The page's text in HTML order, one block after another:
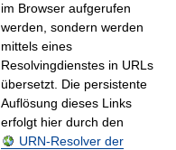
im Browser aufgerufen
werden, sondern werden
mittels eines
Resolvingdienstes in URLs
übersetzt. Die persistente
Auflösung dieses Links
erfolgt hier durch den
URN-Resolver der